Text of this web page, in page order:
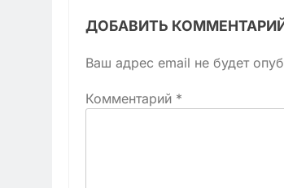
ДОБАВИТЬ
Ваш адрес email не будет
Комментарий *